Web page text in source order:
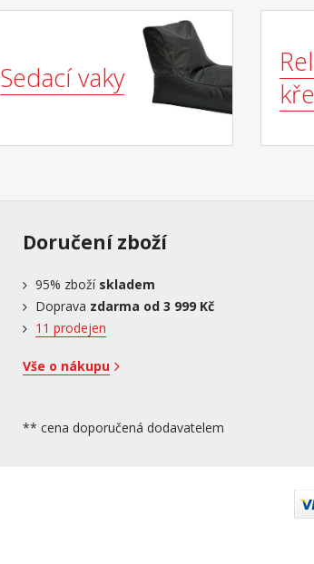
Sedací vaky
Doručení zboží
95% zboží skladem
Doprava zdarma od 3 999 Kč
11 prodejen
Vše o nákupu
** cena doporučená dodavatelem